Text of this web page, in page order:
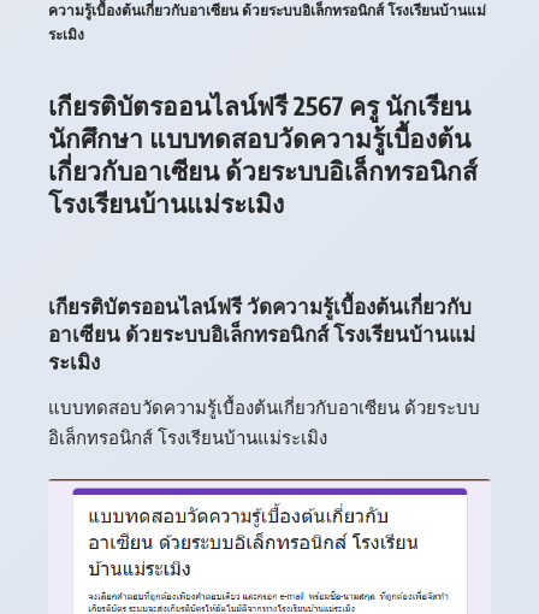
ความรู้เบื้องต้นเกี่ยวกับอาเซียน ด้วยระบบอิเล็กทรอนิกส์ โรงเรียนบ้านแม่
ระเมิง
เกียรติบัตรออนไลน์ฟรี 2567 ครู นักเรียน
นักศึกษา แบบทดสอบวัดความรู้เบื้องต้น
เกี่ยวกับอาเซียน ด้วยระบบอิเล็กทรอนิกส์
โรงเรียนบ้านแม่ระเมิง
เกียรติบัตรออนไลน์ฟรี วัดความรู้เบื้องต้นเกี่ยวกับ
อาเซียน ด้วยระบบอิเล็กทรอนิกส์ โรงเรียนบ้านแม่
ระเมิง
แบบทดสอบวัดความรู้เบื้องต้นเกี่ยวกับอาเซียน ด้วยระบบ
อิเล็กทรอนิกส์ โรงเรียนบ้านแม่ระเมิง